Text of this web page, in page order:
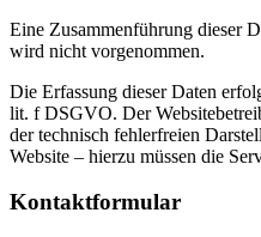
Eine Zusammenführung dieser
wird nicht vorgenommen.
Die Erfassung dieser Daten
lit. f DSGVO. Der
der technisch fehlerfreien
Website – hierzu müssen die
Kontaktformular